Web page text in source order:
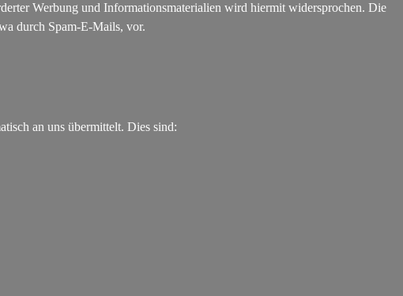
Werbung und Informationsmaterialien wird hiermit widersprochen. Die
durch Spam-E-Mails, vor.
an uns übermittelt. Dies sind: